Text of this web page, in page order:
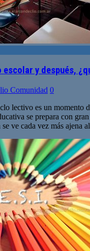
y después,
Comunidad 0
lectivo es un momento
se prepara con
ve cada vez más ajena al